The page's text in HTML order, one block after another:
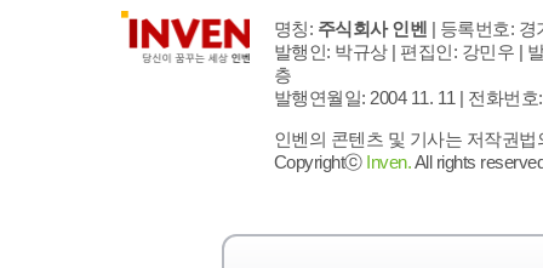
명칭: 주식회사 인벤 | 등록번호: 경
발행인: 박규상 | 편집인: 강민우 |
층
발행연월일: 2004 11. 11 | 전화번호
인벤의 콘텐츠 및 기사는 저작권
Copyrightⓒ Inven.All rights